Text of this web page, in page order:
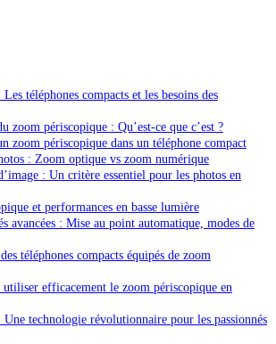
téléphones compacts et les besoins des
zoom périscopique : Qu’est-ce que c’est ?
zoom périscopique dans un téléphone compact
: Zoom optique vs zoom numérique
: Un critère essentiel pour les photos en
et performances en basse lumière
avancées : Mise au point automatique, modes de
téléphones compacts équipés de zoom
utiliser efficacement le zoom périscopique en
technologie révolutionnaire pour les passionnés